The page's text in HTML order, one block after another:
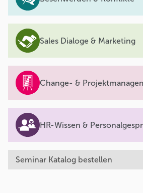
Sales Dialoge & Marketing
Change- &
HR-Wissen &
Seminar Katalog bestellen